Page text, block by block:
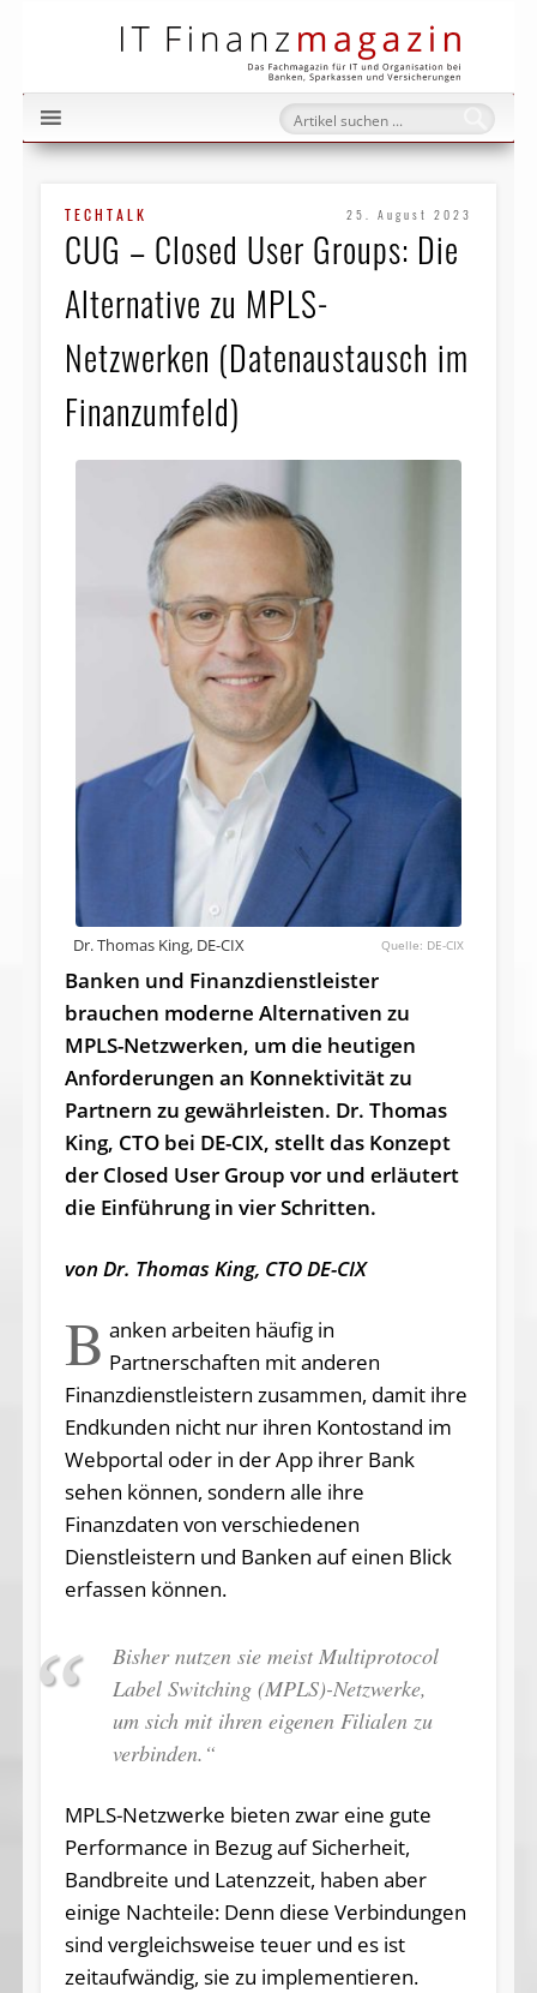
TECHTALK 25. August 2023
CUG – Closed User Groups: Die
Alternative zu MPLS-
Netzwerken (Datenaustausch im
Finanzumfeld)
Dr. Thomas King, DE-CIX DE-CIX
Banken und Finanzdienstleister
brauchen moderne Alternativen zu
MPLS-Netzwerken, um die heutigen
Anforderungen an Konnektivität zu
Partnern zu gewährleisten. Dr. Thomas
King, CTO bei DE-CIX, stellt das Konzept
der Closed User Group vor und erläutert
die Einführung in vier Schritten.
von Dr. Thomas King, CTODE-CIX
B anken arbeiten häufig in
Partnerschaften mit anderen
Finanzdienstleistern zusammen, damit ihre
Endkunden nicht nur ihren Kontostand im
Webportal oder in der App ihrer Bank
sehen können, sondern alle ihre
Finanzdaten von verschiedenen
Dienstleistern und Banken auf einen Blick
erfassen können.
Bisher nutzen sie meist Multiprotocol
Label Switching (MPLS)-Netzwerke,
um sich mit ihren eigenen Filialen zu
verbinden.“
MPLS-Netzwerke bieten zwar eine gute
Performance in Bezug auf Sicherheit,
Bandbreite und Latenzzeit, haben aber
einige Nachteile: Denn diese Verbindungen
sind vergleichsweise teuer und es ist
zeitaufwändig, sie zu implementieren.